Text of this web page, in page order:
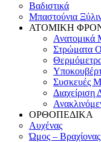
Βαδιστικά
Μπαστούνια
ΑΤΟΜΙΚΗ
Ανατομικά
Στρώματα
Συσκευές
Διαχείριση
ΟΡΘΟΠΕΔΙΚΑ
Αυχένας
Ώμος – Βραχίονας